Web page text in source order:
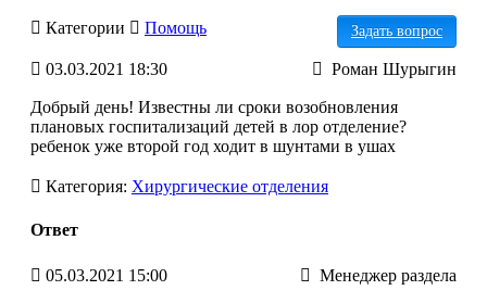
Категории Помощь Задать вопрос
Акушерства и родовспоможения
Городской СПИД центр
Детство
Инфекционные отделения
отделения
Отделение медицинской
возраста "Лесной голосок"
03.03.2021 18:30 Роман Шурыгин
Добрый день! Известны ли сроки возобновления
плановых госпитализаций детей в лор отделение?
ребенок уже второй год ходит в шунтами в ушах
Категория: Хирургические отделения
Ответ
05.03.2021 15:00 Менеджер раздела